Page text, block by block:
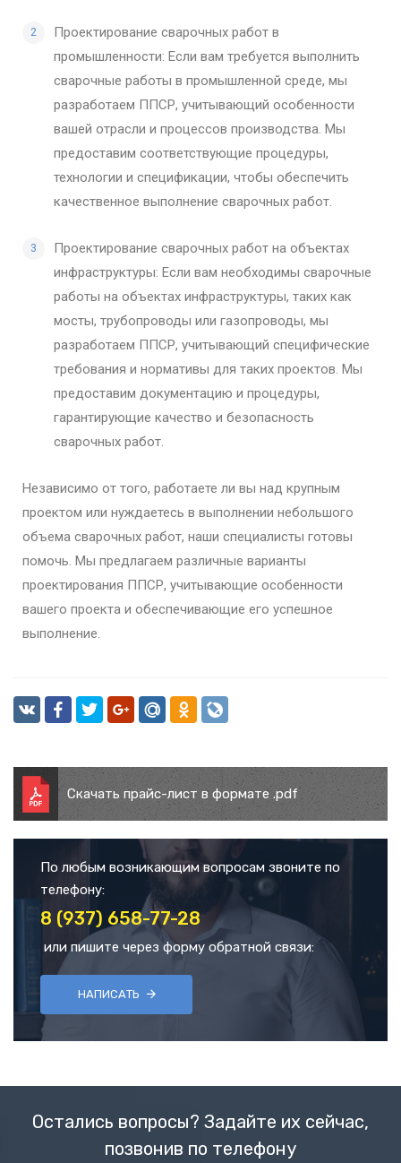
Проектирование сварочных работ в
промышленности: Если вам требуется выполнить
сварочные работы в промышленной среде, мы
разработаем ППСР, учитывающий особенности
вашей отрасли и процессов производства. Мы
предоставим соответствующие процедуры,
технологии и спецификации, чтобы обеспечить
качественное выполнение сварочных работ.
Проектирование сварочных работ на объектах
инфраструктуры: Если вам необходимы сварочные
работы на объектах инфраструктуры, таких как
мосты, трубопроводы или газопроводы, мы
разработаем ППСР, учитывающий специфические
требования и нормативы для таких проектов. Мы
предоставим документацию и процедуры,
гарантирующие качество и безопасность
сварочных работ.
Независимо от того, работаете ли вы над крупным
проектом или нуждаетесь в выполнении небольшого
объема сварочных работ, наши специалисты готовы
помочь. Мы предлагаем различные варианты
проектирования ППСР, учитывающие особенности
вашего проекта и обеспечивающие его успешное
выполнение.
Скачать прайс-лист в формате .pdf
По любым возникающим вопросам звоните по
телефону:
8 (937) 658-77-28
или пишите через форму обратной связи:
НАПИСАТЬ
Остались вопросы? Задайте их сейчас,
позвонив по телефону